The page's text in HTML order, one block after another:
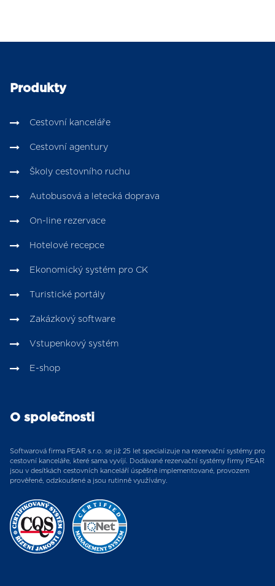
Produkty
Cestovní kanceláře
Cestovní agentury
Školy cestovního ruchu
Autobusová a letecká doprava
On-line rezervace
Hotelové recepce
Ekonomický systém pro CK
Turistické portály
Zakázkový software
Vstupenkový systém
E-shop
O společnosti
Softwarová firma PEAR s.r.o. se již 25 let specializuje na rezervační systémy pro
cestovní kanceláře, které sama vyvíjí. Dodávané rezervační systémy firmy PEAR
jsou v desítkách cestovních kanceláří úspěšně implementované, provozem
prověřené, odzkoušené a jsou rutinně využívány.